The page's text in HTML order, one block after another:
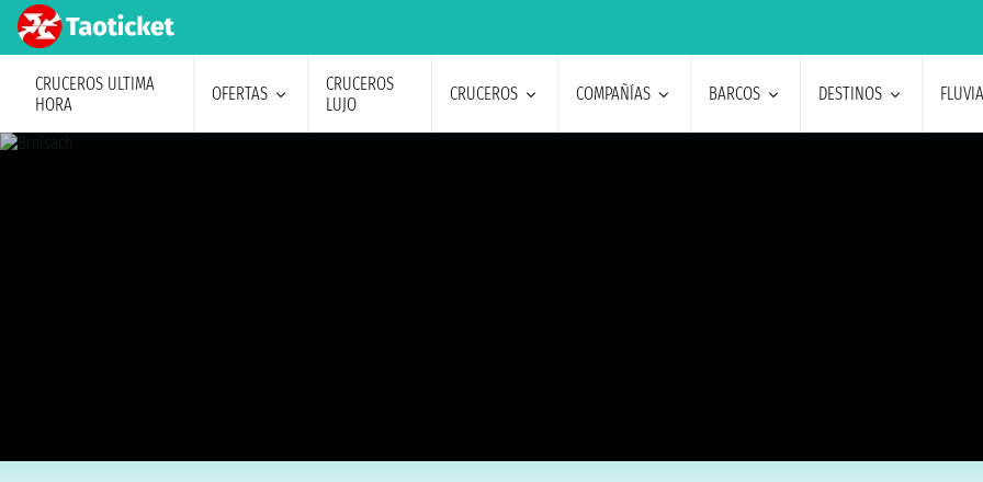
CRUCEROS ULTIMA
HORA
OFERTAS
CRUCEROS
LUJO
CRUCEROS COMPAÑÍAS BARCOS DESTINOS